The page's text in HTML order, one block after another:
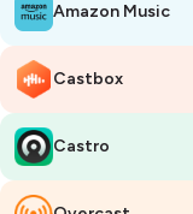
Amazon Music
Castbox
Castro